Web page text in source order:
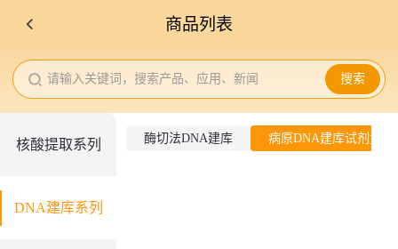
商品列表
请输入关键词，搜索产品、应用、新闻 搜索
核酸提取系列
DNA建库系列
酶切法DNA建库 病原DNA建库试剂盒